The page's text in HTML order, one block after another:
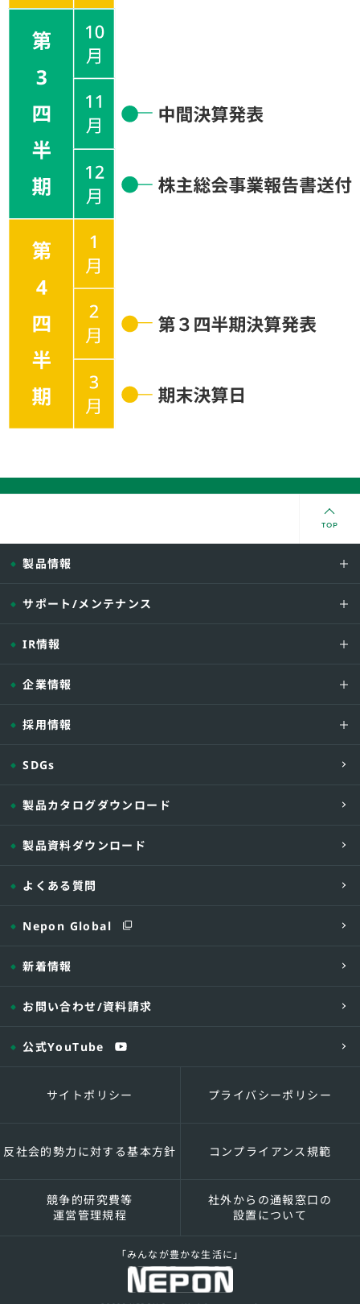
TOP
製品情報
サポート/メンテナンス
IR情報
企業情報
採用情報
SDGs
製品カタログダウンロード
製品資料ダウンロード
よくある質問
Nepon Global
新着情報
お問い合わせ/資料請求
公式YouTube
サイトポリシー プライバシーポリシー
反社会的勢力に対する基本方針 コンプライアンス規範
競争的研究費等
運営管理規程
社外からの通報窓口の
設置について
「みんなが豊かな生活に」